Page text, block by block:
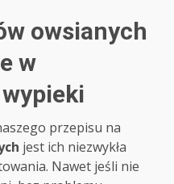
owsianych
w
przepisu na
jest ich niezwykła
Nawet jeśli nie